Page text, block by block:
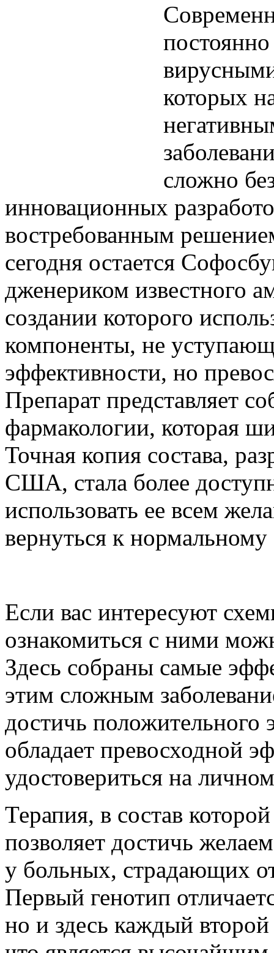
которых
сложно
инновационных
востребованным
сегодня остается
дженериком известного
создании которого
компоненты, не
эффективности, но
Препарат представляет
фармакологии, которая
Точная копия состава,
США, стала более
использовать ее всем
вернуться к
Если вас интересуют
ознакомиться с ними
Здесь собраны самые
этим сложным
достичь
обладает превосходной
удостовериться на
Терапия, в состав
позволяет достичь
у больных, страдающих
Первый генотип
но и здесь каждый